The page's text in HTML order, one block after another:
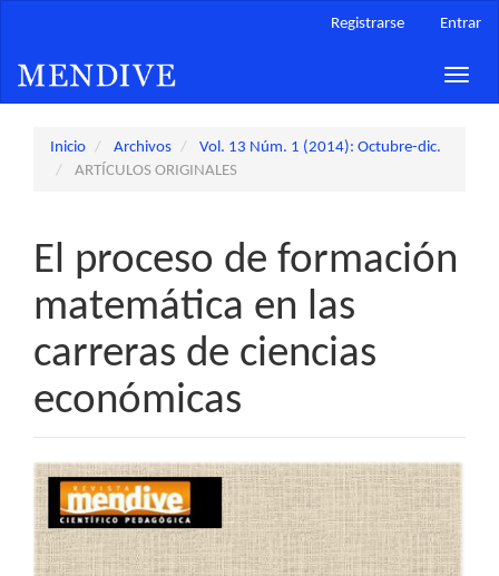
principal
Barra
Registrarse Entrar
Toggle
Inicio Archivos
Vol. 13 Núm. 1 (2014): Octubre-dic.
ARTÍCULOS ORIGINALES
El proceso de formación
matemática en las
carreras de ciencias
económicas
Barra
lateral
del